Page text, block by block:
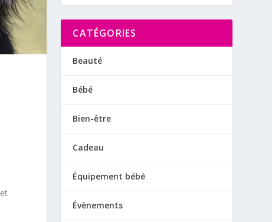
CATÉGORIES
Beauté
Bébé
Bien-être
Cadeau
Équipement bébé
Évènements